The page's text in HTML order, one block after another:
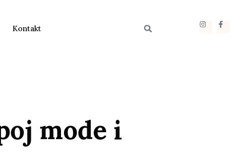
Kontakt
mode i